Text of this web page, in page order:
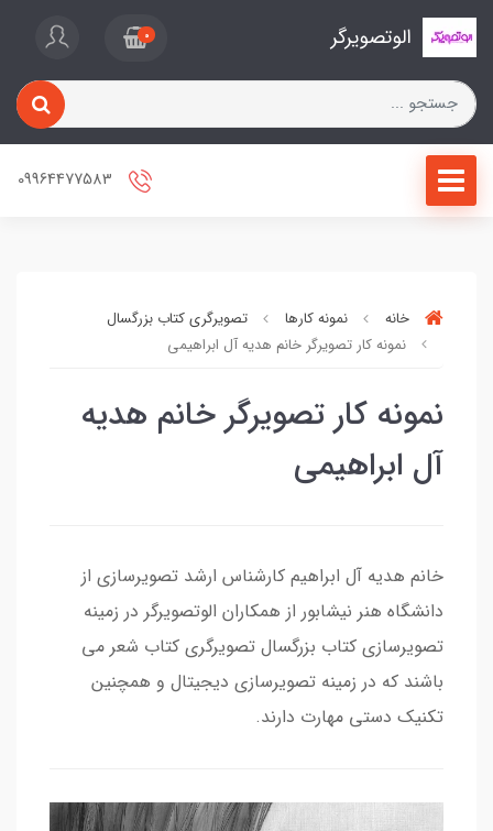
الوتصویرگر 0
خانه نمونه کارها
تصویرگری کتاب بزرگسال
نمونه کار تصویرگر خانم هدیه آل ابراهیمی
نمونه کار تصویرگر خانم هدیه
آل ابراهیمی
خانم هدیه آل ابراهیم کارشناس ارشد تصویرسازی از
دانشگاه هنر نیشابور از همکاران الوتصویرگر در زمینه
تصویرسازی کتاب بزرگسال تصویرگری کتاب شعر می
باشند که در زمینه تصویرسازی دیجیتال و همچنین
تکنیک دستی مهارت دارند.